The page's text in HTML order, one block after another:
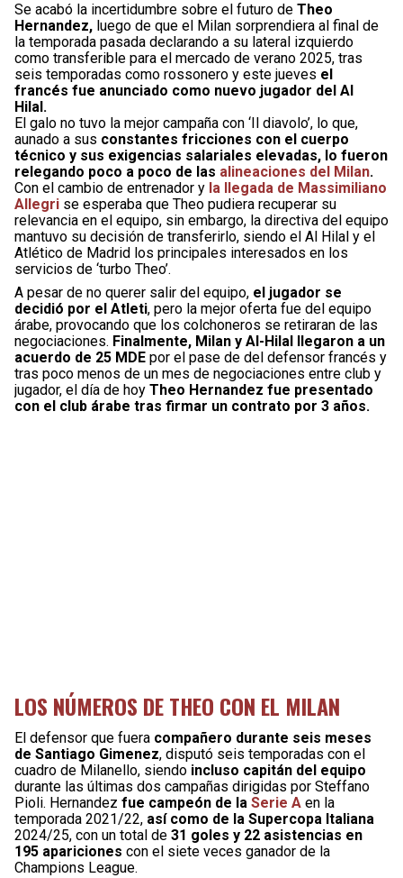
Se acabó la incertidumbre sobre el futuro de Theo
Hernandez, luego de que el Milan sorprendiera al final de
la temporada pasada declarando a su lateral izquierdo
como transferible para el mercado de verano 2025, tras
seis temporadas como rossonero y este jueves el
francés fue anunciado como nuevo jugador del Al
Hilal.
El galo no tuvo la mejor campaña con ‘Il diavolo’, lo que,
aunado a sus constantes fricciones con el cuerpo
técnico y sus exigencias salariales elevadas, lo fueron
relegando poco a poco de las alineaciones del Milan.
Con el cambio de entrenador y la llegada de Massimiliano
Allegri se esperaba que Theo pudiera recuperar su
relevancia en el equipo, sin embargo, la directiva del equipo
mantuvo su decisión de transferirlo, siendo el Al Hilal y el
Atlético de Madrid los principales interesados en los
servicios de ‘turbo Theo’.
A pesar de no querer salir del equipo, el jugador se
decidió por el Atleti, pero la mejor oferta fue del equipo
árabe, provocando que los colchoneros se retiraran de las
negociaciones. Finalmente, Milan y Al-Hilal llegaron a un
acuerdo de 25 MDE por el pase de del defensor francés y
tras poco menos de un mes de negociaciones entre club y
jugador, el día de hoy Theo Hernandez fue presentado
con el club árabe tras firmar un contrato por 3 años.
LOS NÚMEROS DE THEO CON EL MILAN
El defensor que fuera compañero durante seis meses
de Santiago Gimenez, disputó seis temporadas con el
cuadro de Milanello, siendo incluso capitán del equipo
durante las últimas dos campañas dirigidas por Steffano
Pioli. Hernandez fue campeón de la Serie A en la
temporada 2021/22, así como de la Supercopa Italiana
2024/25, con un total de 31 goles y 22 asistencias en
195 apariciones con el siete veces ganador de la
Champions League.